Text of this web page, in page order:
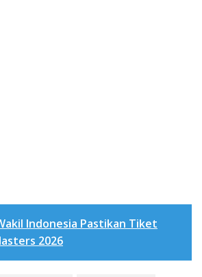
Indonesia Pastikan Tiket
2026